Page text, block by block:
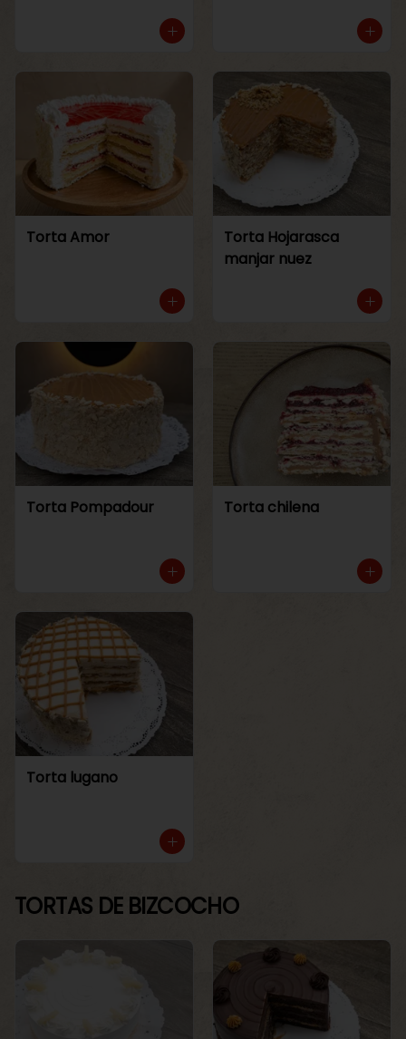
Torta Amor
Torta Hojarasca
manjar nuez
Torta Pompadour Torta chilena
Torta lugano
TORTAS DE BIZCOCHO